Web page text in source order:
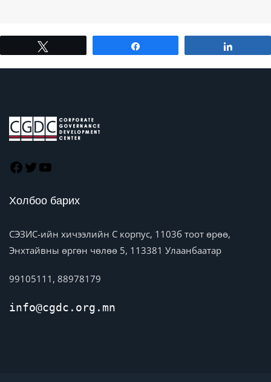
Холбоо барих
СЭЗИС-ийн хичээлийн C корпус, 1103б тоот өрөө,
Энхтайвны өргөн чөлөө 5, 113381 Улаанбаатар
99105111, 88978179
info@cgdc.org.mn